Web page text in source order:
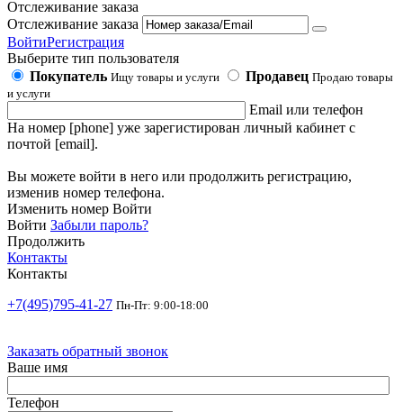
Отслеживание заказа
Отслеживание заказа
ВойтиРегистрация
Выберите тип пользователя
Покупатель Ищу товары и услуги Продавец Продаю товары
и услуги
Email или телефон
На номер [phone] уже зарегистирован личный кабинет с
почтой [email].
Вы можете войти в него или продолжить регистрацию,
изменив номер телефона.
Изменить номер Войти
Войти Забыли пароль?
Продолжить
Контакты
Контакты
+7(495)795-41-27 Пн-Пт: 9:00-18:00
Заказать обратный звонок
Ваше имя
Телефон